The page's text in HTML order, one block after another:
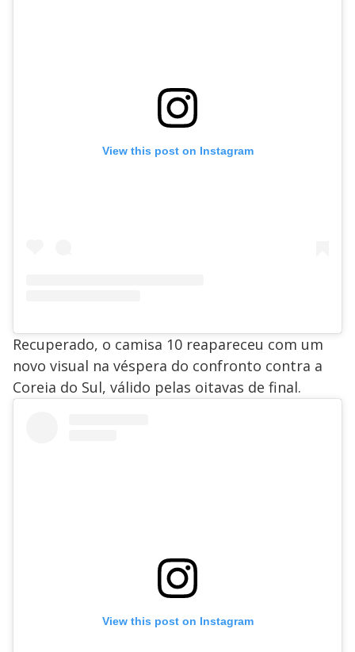
View this post on Instagram
Recuperado, o camisa 10 reapareceu com um
novo visual na véspera do confronto contra a
Coreia do Sul, válido pelas oitavas de final.
View this post on Instagram